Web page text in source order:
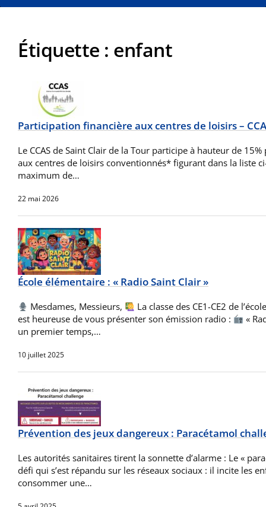
Étiquette : enfant
Participation financière aux centres de loisirs –
Le CCAS de Saint Clair de la Tour participe à hauteur de
aux centres de loisirs conventionnés* figurant dans la liste
maximum de…
22 mai 2026
École élémentaire : « Radio Saint Clair »
Mesdames, Messieurs,
La classe des CE1-CE2 de
est heureuse de vous présenter son émission radio :
«
un premier temps,…
10 juillet 2025
Prévention des jeux dangereux : Paracétamol
Les autorités sanitaires tirent la sonnette d’alarme : Le «
défi qui s’est répandu sur les réseaux sociaux : il incite les
consommer une…